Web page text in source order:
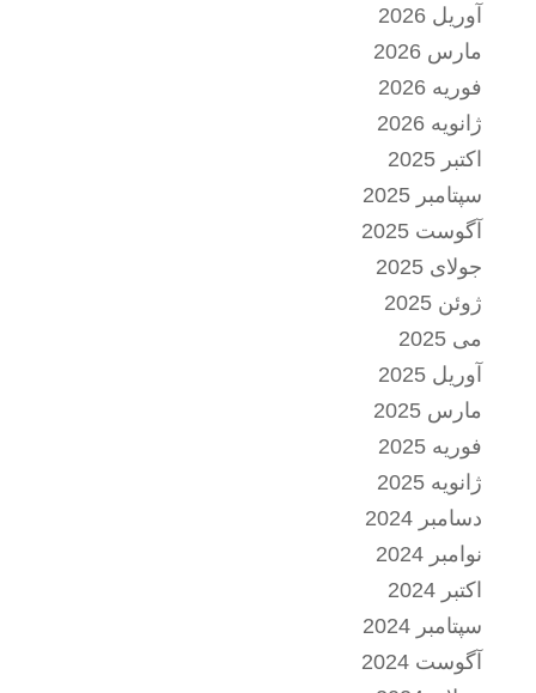
آوریل 2026
مارس 2026
فوریه 2026
ژانویه 2026
اکتبر 2025
سپتامبر 2025
آگوست 2025
جولای 2025
ژوئن 2025
می 2025
آوریل 2025
مارس 2025
فوریه 2025
ژانویه 2025
دسامبر 2024
نوامبر 2024
اکتبر 2024
سپتامبر 2024
آگوست 2024